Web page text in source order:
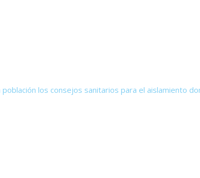
los consejos sanitarios para el aislamiento